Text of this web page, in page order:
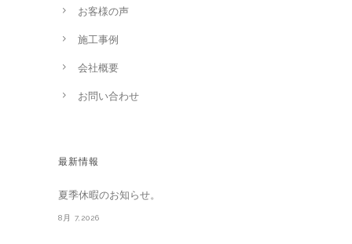
お客様の声
施工事例
会社概要
お問い合わせ
最新情報
夏季休暇のお知らせ。
8月 7,2026